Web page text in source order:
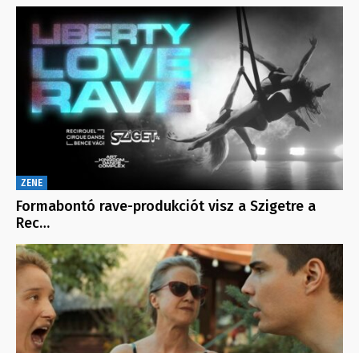
ZENE
Formabontó rave-produkciót visz a Szigetre a
Rec…